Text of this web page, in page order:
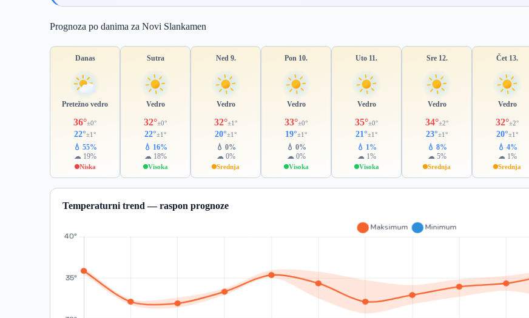
Prognoza po danima za Novi Slankamen
Danas
Pretežno vedro
36°±0°
22°±1°
💧 55%
☁ 19%
Niska
Sutra
Vedro
32°±0°
22°±1°
💧 16%
☁ 18%
Visoka
Ned 9.
Vedro
32°±1°
20°±1°
💧 0%
☁ 0%
Srednja
Pon 10.
Vedro
33°±0°
19°±1°
💧 0%
☁ 0%
Visoka
Uto 11.
Vedro
35°±0°
21°±1°
💧 1%
☁ 1%
Visoka
Sre 12.
Vedro
34°±2°
23°±1°
💧 8%
☁ 5%
Srednja
Čet 13.
Vedro
32°±2°
20°±1°
💧 4%
☁ 1%
Srednja
Temperaturni trend — raspon prognoze